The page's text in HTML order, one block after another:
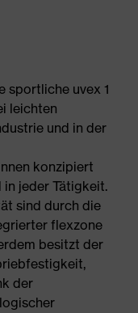
sportliche uvex 1
leichten
und in der
konzipiert
jeder Tätigkeit.
sind durch die
flexzone
besitzt der
der